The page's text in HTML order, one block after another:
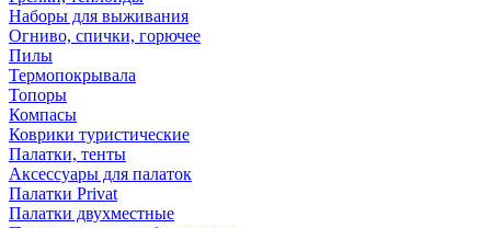
Наборы для выживания
Огниво, спички, горючее
Пилы
Термопокрывала
Топоры
Компасы
Коврики туристические
Палатки, тенты
Аксессуары для палаток
Палатки Privat
Палатки двухместные